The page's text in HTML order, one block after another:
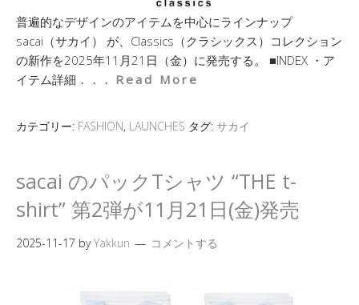
普遍的なデザインのアイテムを中心にラインナップ
sacai（サカイ） が、Classics（クラシックス）コレクション
の新作を2025年11月21日（金）に発売する。 ■INDEX ・ア
イテム詳細．．． Read More
カテゴリー: FASHION, LAUNCHES タグ: サカイ
sacai のパックTシャツ “THE t-
shirt” 第2弾が11月21日(金)発売
2025-11-17 byYakkun コメントする